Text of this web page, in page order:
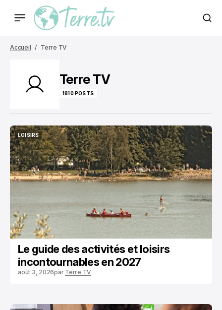
Accueil Terre TV
Terre TV
1810 POSTS
LOISIRS
LOISIRS
Le guide des activités et loisirs
incontournables en 2027
août 3, 2026par Terre TV